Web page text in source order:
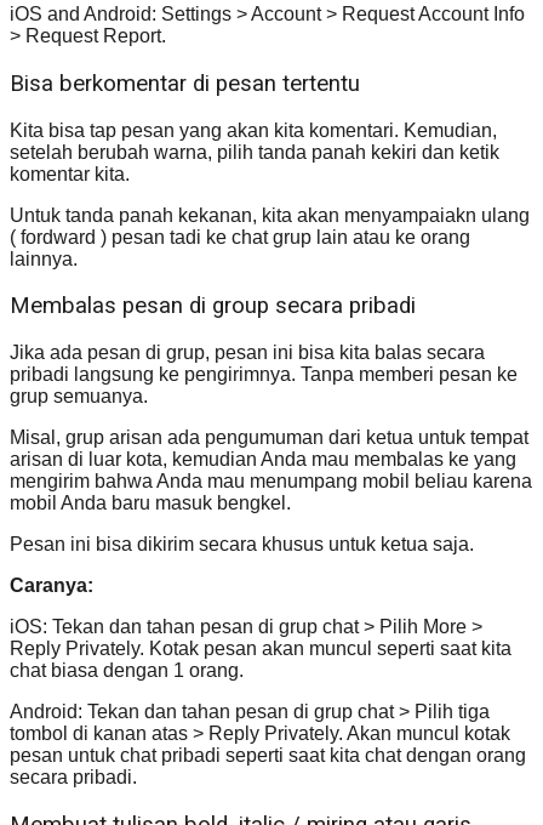
iOS and Android: Settings > Account > Request Account Info
> Request Report.
Bisa berkomentar di pesan tertentu
Kita bisa tap pesan yang akan kita komentari. Kemudian,
setelah berubah warna, pilih tanda panah kekiri dan ketik
komentar kita.
Untuk tanda panah kekanan, kita akan menyampaiakn ulang
( fordward ) pesan tadi ke chat grup lain atau ke orang
lainnya.
Membalas pesan di group secara pribadi
Jika ada pesan di grup, pesan ini bisa kita balas secara
pribadi langsung ke pengirimnya. Tanpa memberi pesan ke
grup semuanya.
Misal, grup arisan ada pengumuman dari ketua untuk tempat
arisan di luar kota, kemudian Anda mau membalas ke yang
mengirim bahwa Anda mau menumpang mobil beliau karena
mobil Anda baru masuk bengkel.
Pesan ini bisa dikirim secara khusus untuk ketua saja.
Caranya:
iOS: Tekan dan tahan pesan di grup chat > Pilih More >
Reply Privately. Kotak pesan akan muncul seperti saat kita
chat biasa dengan 1 orang.
Android: Tekan dan tahan pesan di grup chat > Pilih tiga
tombol di kanan atas > Reply Privately. Akan muncul kotak
pesan untuk chat pribadi seperti saat kita chat dengan orang
secara pribadi.